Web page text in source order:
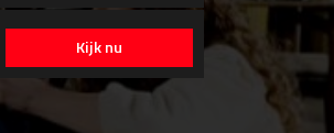
Kijk nu